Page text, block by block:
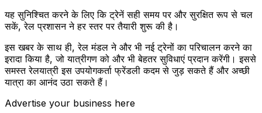
यह सुनिश्चित करने के लिए कि ट्रेनें सही समय पर और सुरक्षित रूप से चल
सकें, रेल प्रशासन ने हर स्तर पर तैयारी शुरू की है।
इस खबर के साथ ही, रेल मंडल ने और भी नई ट्रेनों का परिचालन करने का
इरादा किया है, जो यात्रीगण को और भी बेहतर सुविधाएं प्रदान करेंगी। इससे
समस्त रेलयात्री इस उपयोगकर्ता फ्रेंडली कदम से जुड़ सकते हैं और अच्छी
यात्रा का आनंद उठा सकते हैं।
Advertise your business here